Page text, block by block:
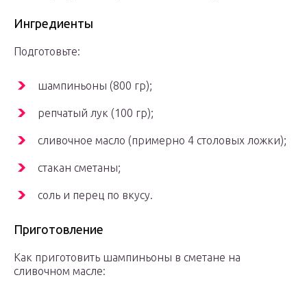
Ингредиенты
Подготовьте:
шампиньоны (800 гр);
репчатый лук (100 гр);
сливочное масло (примерно 4 столовых ложки);
стакан сметаны;
соль и перец по вкусу.
Приготовление
Как приготовить шампиньоны в сметане на
сливочном масле: